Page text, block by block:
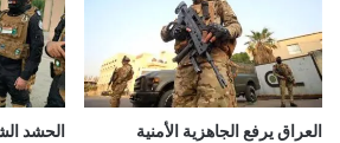
العراق يرفع الجاهزية الأمنية
الحشد